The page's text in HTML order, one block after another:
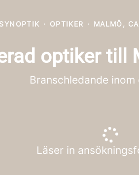
SYNOPTIK · OPTIKER · MALMÖ,
optiker till
Branschledande inom
Läser in